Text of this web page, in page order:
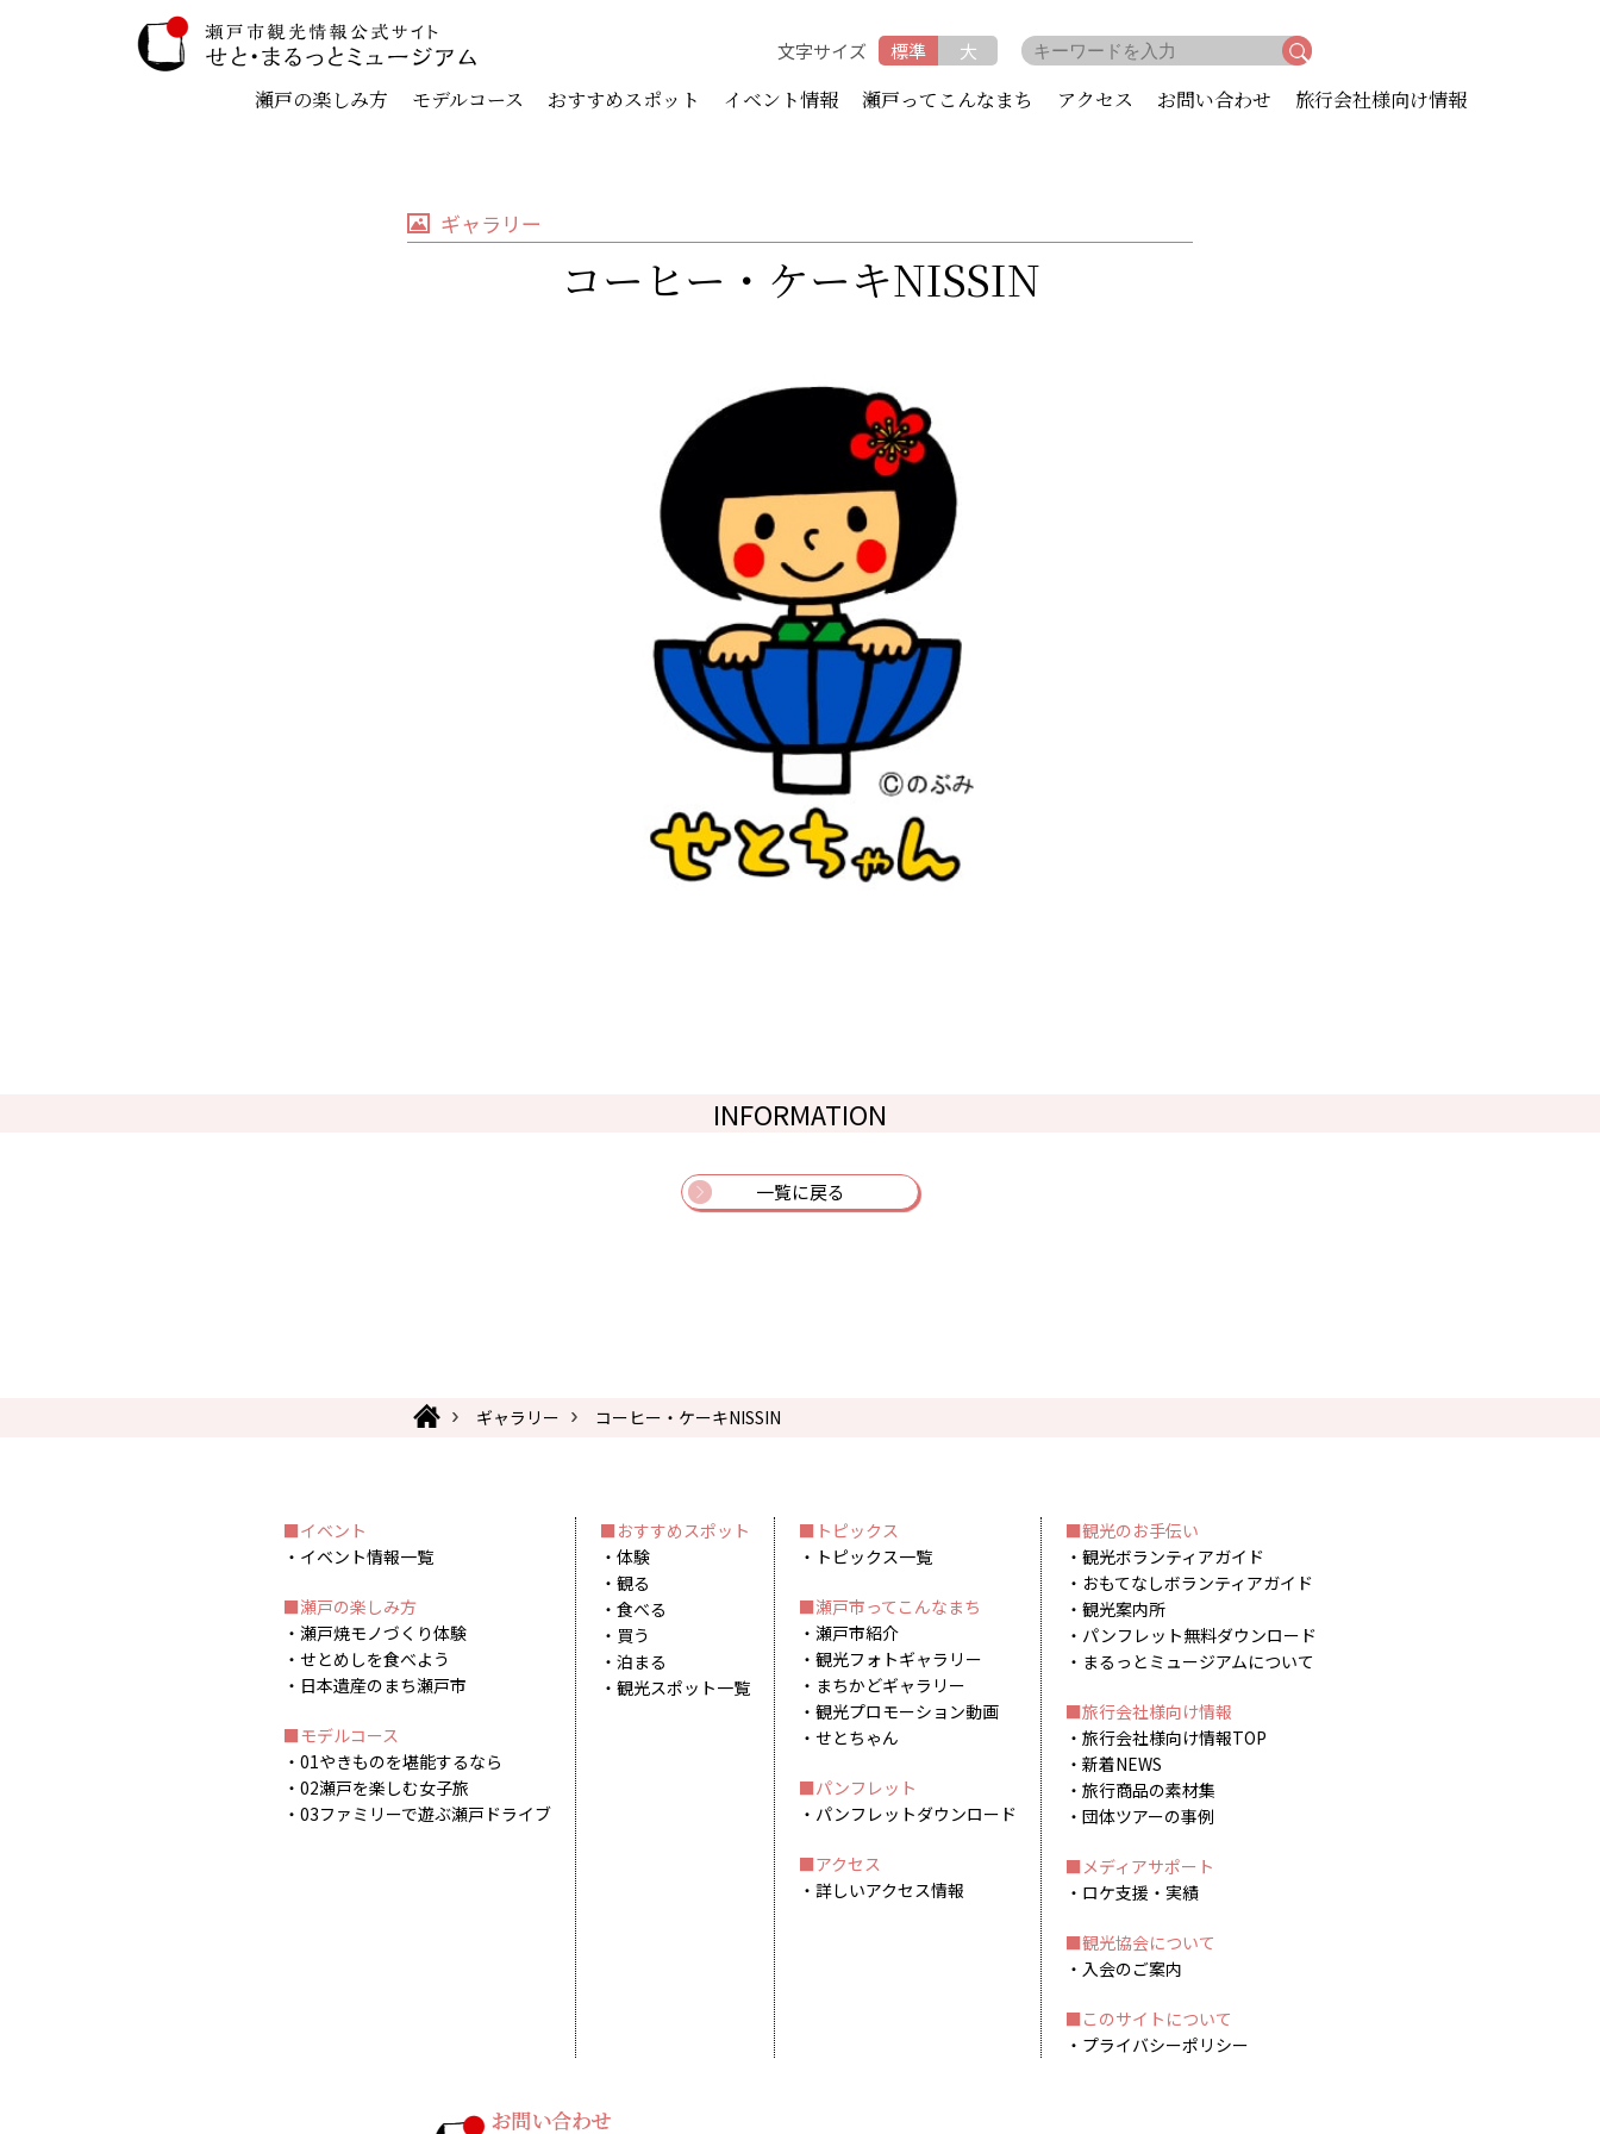
文字サイズ 標準 大
瀬戸の楽しみ方 モデルコース おすすめスポット イベント情報 瀬戸ってこんなまち アクセス お問い合わせ 旅行会社様向け情報
ギャラリー
コーヒー・ケーキNISSIN
INFORMATION
一覧に戻る
ギャラリー コーヒー・ケーキNISSIN
イベント
イベント情報一覧
瀬戸の楽しみ方
瀬戸焼モノづくり体験
せとめしを食べよう
日本遺産のまち瀬戸市
モデルコース
01やきものを堪能するなら
02瀬戸を楽しむ女子旅
03ファミリーで遊ぶ瀬戸ドライブ
おすすめスポット
体験
観る
食べる
買う
泊まる
観光スポット一覧
トピックス
トピックス一覧
瀬戸市ってこんなまち
瀬戸市紹介
観光フォトギャラリー
まちかどギャラリー
観光プロモーション動画
せとちゃん
パンフレット
パンフレットダウンロード
アクセス
詳しいアクセス情報
観光のお手伝い
観光ボランティアガイド
おもてなしボランティアガイド
観光案内所
パンフレット無料ダウンロード
まるっとミュージアムについて
旅行会社様向け情報
旅行会社様向け情報TOP
新着NEWS
旅行商品の素材集
団体ツアーの事例
メディアサポート
ロケ支援・実績
観光協会について
入会のご案内
このサイトについて
プライバシーポリシー